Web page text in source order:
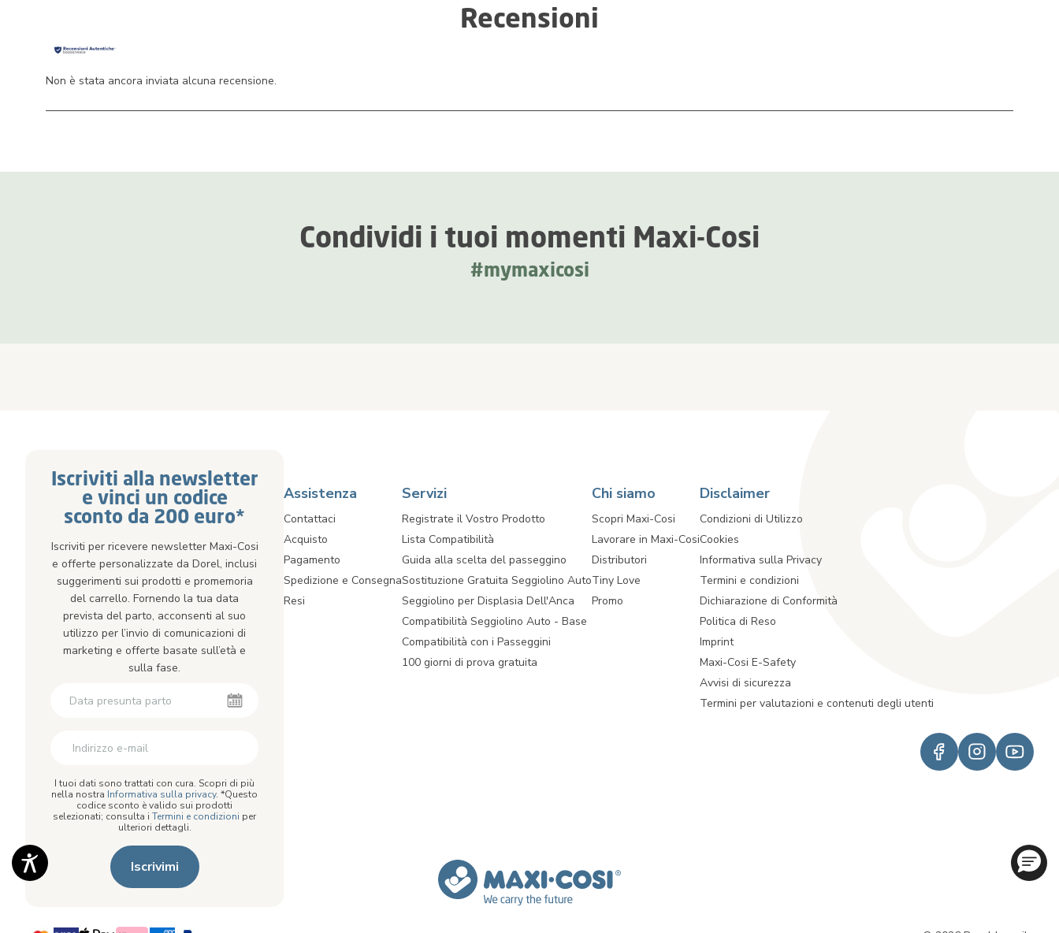
Condividi i tuoi momenti Maxi-Cosi
#mymaxicosi
Recensioni
Non è stata ancora inviata alcuna recensione.
Iscriviti alla newsletter
e vinci un codice
sconto da 200 euro*
Iscriviti per ricevere newsletter Maxi-Cosi
e offerte personalizzate da Dorel, inclusi
suggerimenti sui prodotti e promemoria
del carrello. Fornendo la tua data
prevista del parto, acconsenti al suo
utilizzo per l’invio di comunicazioni di
marketing e offerte basate sull’età e
sulla fase.
I tuoi dati sono trattati con cura. Scopri di più
nella nostra Informativa sulla privacy. *Questo
codice sconto è valido sui prodotti
selezionati; consulta i Termini e condizioni per
ulteriori dettagli.
Iscrivimi
Assistenza
Contattaci
Acquisto
Pagamento
Spedizione e Consegna
Resi
Servizi
Registrate il Vostro Prodotto
Lista Compatibilità
Guida alla scelta del passeggino
Sostituzione Gratuita Seggiolino Auto
Seggiolino per Displasia Dell'Anca
Compatibilità Seggiolino Auto - Base
Compatibilità con i Passeggini
100 giorni di prova gratuita
Chi siamo
Scopri Maxi-Cosi
Lavorare in Maxi-Cosi
Distributori
Tiny Love
Promo
Disclaimer
Condizioni di Utilizzo
Cookies
Informativa sulla Privacy
Termini e condizioni
Dichiarazione di Conformità
Politica di Reso
Imprint
Maxi-Cosi E-Safety
Avvisi di sicurezza
Termini per valutazioni e contenuti degli utenti